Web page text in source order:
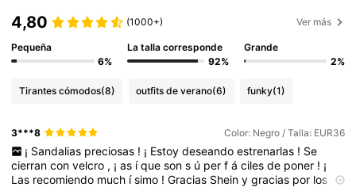
4,80 (1000+) Ver más
Pequeña
6%
La talla corresponde
92%
Grande
2%
Tirantes cómodos(8) outfits de verano(6) funky(1)
3***8 Color: Negro / Talla: EUR36
¡ Sandalias preciosas ! ¡ Estoy deseando estrenarlas ! Se
cierranconvelcro , ¡as íquesons ú perfácilesde poner ! ¡
Las recomiendo much ísimo !Gracias Sheinygracias por los